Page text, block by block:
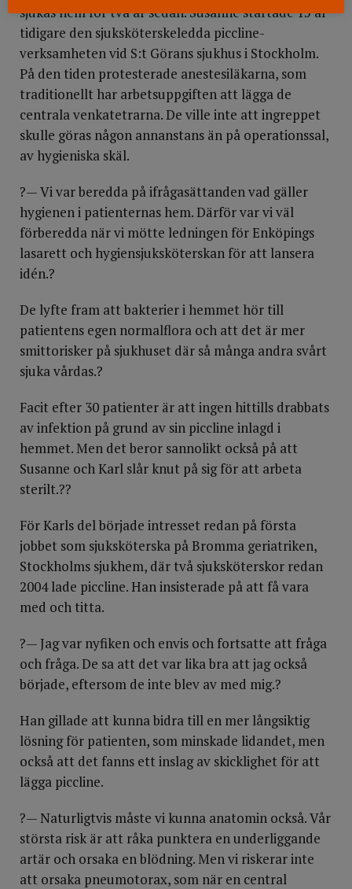
sjukas hem för två år sedan. Susanne startade 15 år
tidigare den sjuksköterskeledda piccline-
verksamheten vid S:t Görans sjukhus i Stockholm.
På den tiden protesterade ane­stesiläkarna, som
traditionellt har arbetsuppgiften att lägga de
centrala venkatetrarna. De ville inte att ingreppet
skulle göras någon annanstans än på operationssal,
av hygieniska skäl.
?— Vi var beredda på ifrågasättanden vad gäller
hygienen i patienternas hem. Därför var vi väl
förberedda när vi mötte ledningen för Enköpings
lasarett och hygiensjuksköterskan för att lansera
idén.?
De lyfte fram att bakterier i hemmet hör till
patientens egen normalflora och att det är mer
smittorisker på sjukhuset där så många andra svårt
sjuka vårdas.?
Facit efter 30 patienter är att ingen hittills drabbats
av infektion på grund av sin piccline inlagd i
hemmet. Men det beror sannolikt också på att
Susanne och Karl slår knut på sig för att arbeta
sterilt.??
För Karls del började intresset redan på första
jobbet som sjuksköterska på Bromma geriatriken,
Stockholms sjukhem, där två sjuksköterskor redan
2004 lade piccline. Han insisterade på att få vara
med och titta.
?— Jag var nyfiken och envis och fortsatte att fråga
och fråga. De sa att det var lika bra att jag också
började, eftersom de inte blev av med mig.?
Han gillade att kunna bidra till en mer långsiktig
lösning för patienten, som minskade lidandet, men
också att det fanns ett inslag av skicklighet för att
lägga piccline.
?— Naturligtvis måste vi kunna anatomin också. Vår
största risk är att råka punktera en underliggande
artär och orsaka en blödning. Men vi riskerar inte
att orsaka pneumotorax, som när en central